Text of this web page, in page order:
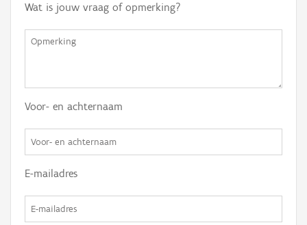
Wat is jouw vraag of opmerking?
Voor- en achternaam
E-mailadres